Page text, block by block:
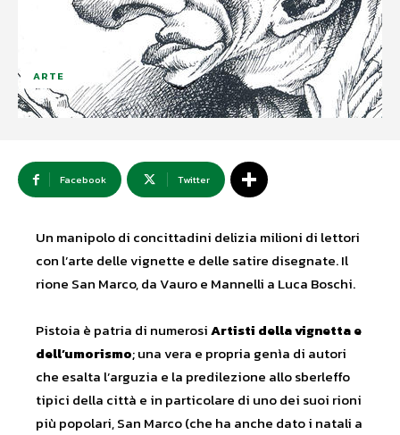
ARTE
Facebook Twitter
Un manipolo di concittadini delizia milioni di lettori
con l’arte delle vignette e delle satire disegnate. Il
rione San Marco, da Vauro e Mannelli a Luca Boschi.
Pistoia è patria di numerosiArtisti della vignetta e
dell’umorismo; una vera e propria genìa di autori
che esalta l’arguzia e la predilezione allo sberleffo
tipici della città e in particolare di uno dei suoi rioni
più popolari, San Marco (che ha anche dato i natali a